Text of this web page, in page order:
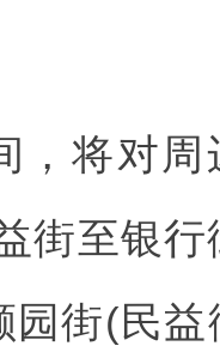
，将对
街至银
园街(民